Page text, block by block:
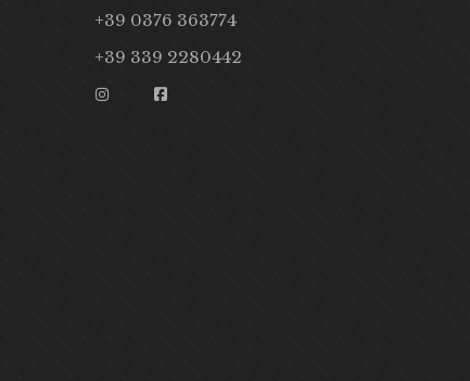
+39 0376 363774
+39 339 2280442